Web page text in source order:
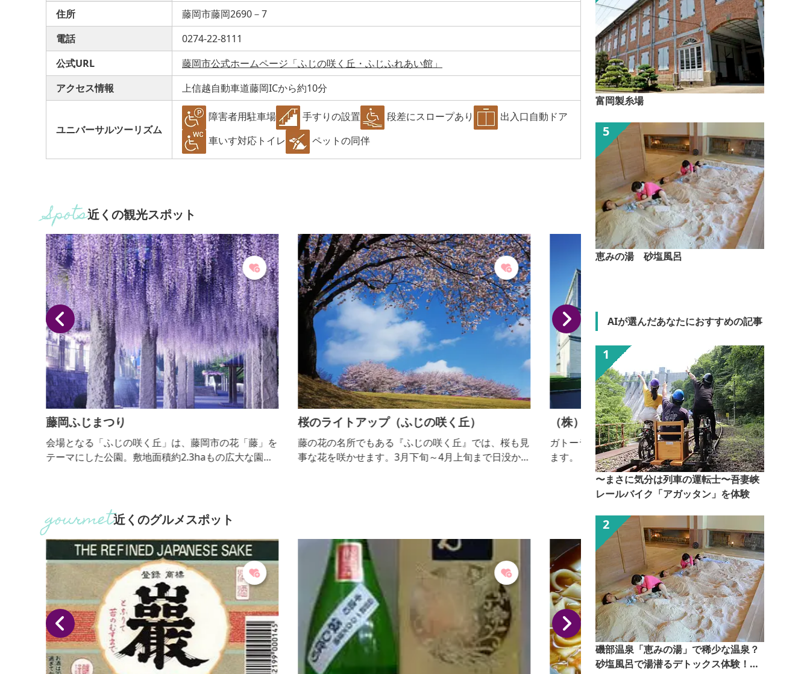
住所
藤岡市藤岡2690－7
電話
0274-22-8111
公式URL
藤岡市公式ホームページ「ふじの咲く丘・ふじふれあい館」
アクセス情報
上信越自動車道藤岡ICから約10分
ユニバーサルツーリズム
障害者用駐車場 手すりの設置 段差にスロープあり
出入口自動ドア
車いす対応トイレ
ペットの同伴
近くの観光スポット
藤岡ふじまつり
会場となる「ふじの咲く丘」は、藤岡市の花「藤」を
テーマにした公園。敷地面積約2.3haもの広大な園内
す。幻想的な光景が浮かび上がる、日没後のライト
アップも必見です。
桜のライトアップ（ふじの咲く丘）
藤の花の名所でもある『ふじの咲く丘』では、桜も見
事な花を咲かせます。3月下旬～4月上旬まで日没から
（株）原田・ガトーフェスタハラダ
ガトーラスク「グーテ・デ・ロワ」の製造を行ってい
ます。 ■見学内容・解説有無 ・ガトーラスク「グー
テ・デ・ロワ」の各種製造工程（パン生地作り～ガ
トーラスクへの仕上げ工程） ・解説：個人でご来館
のお客さまは自由見学のみ、事前予約の団体客様は解
説付き・自由見学が選べます。 ■個人の受入 可 ■団
体の受入(人数) 可（20人～上限は特になし）
近くのグルメスポット
富岡製糸場
恵みの湯 砂塩風呂
AIが選んだあなたにおすすめの記事
〜まさに気分は列車の運転士〜吾妻峡
レールバイク「アガッタン」を体験
磯部温泉「恵みの湯」で稀少な温泉？
砂塩風呂で湯潜るデトックス体験！